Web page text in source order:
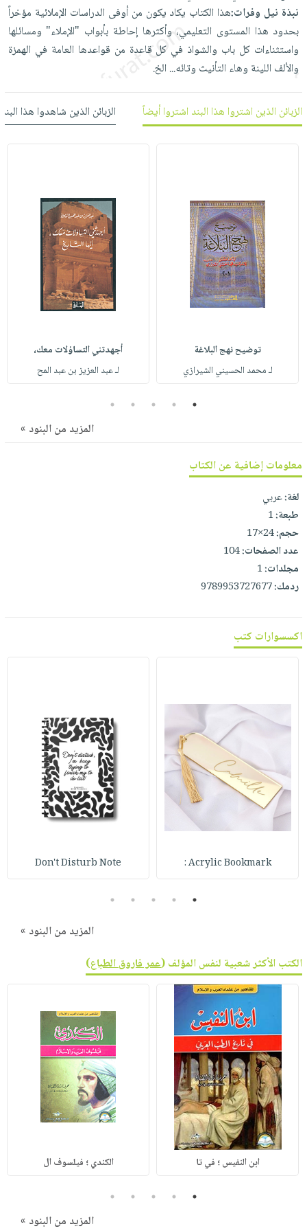
العناية
بالأسنان
الحمية
والتغذية
أدوات
المائدة
الأوعية
والتخزين
أدوات
المطبخ
الأكثر
مبيعاً
العودة
للمدارس
اكسسوارات
كتب
اكسسوارات
منزلية
مطرزات
حقائب
حلي
عناية
بالذات
مناسبات
شحن
مجاني
بنود
مختارة
كل
الاشتراكات
صندوق
حدود
بحث
متقدم
عن
الشركة
سياسة
الشركة
طرحها
انشر
كتابك
تواصل
معنا
حسابك
الأمنيات
التسوق
نشرة
نبذة نيل وفرات:هذا الكتاب يكاد يكون من أوفى الدراسات الإملائية مؤخراً
بحدود هذا المستوى التعليمي، وأكثرها إحاطة بأبواب "الإملاء" ومسائلها
واستثناءات كل باب والشواذ في كل قاعدة من قواعدها العامة في الهمزة
والألف اللينة وهاء التأنيث وتائه... الخ.
الزبائن الذين اشتروا هذا البند اشتروا أيضاً الزبائن الذين شاهدوا هذا
توضيح نهج البلاغة
لـ محمد الحسيني الشيرازي
أجهدتني التساؤلات معك،
لـ عبد العزيز بن عبد المح
1
2
3
4
5
المزيد من البنود »
معلومات إضافية عن الكتاب
لغة:عربي
طبعة:1
حجم:24×17
عدد الصفحات:104
مجلدات:1
ردمك:9789953727677
اكسسوارات كتب
Acrylic Bookmark :
Don't Disturb Note
1
2
3
4
5
المزيد من البنود »
الكتب الأكثر شعبية لنفس المؤلف (عمر فاروق الطباع)
ابن النفيس ؛ في تا الكندي ؛ فيلسوف ال
1
2
3
4
5
المزيد من البنود »